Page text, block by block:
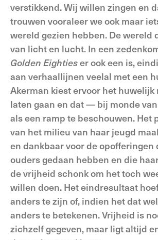
verstikkend. Wij willen zingen en
trouwen vooraleer we ook maar
wereld gezien hebben. De wereld
van licht en lucht. In een
Golden Eightieser ook een is,
aan verhaallijnen veelal met een
Akerman kiest ervoor het huwelijk
laten gaan en dat — bij monde
als een ramp te beschouwen. Het
van het milieu van haar jeugd
en dankbaar voor de opofferingen
ouders gedaan hebben en die
de vrijheid schonk om het toch
willen doen. Het eindresultaat
anders te zijn of, indien het dat
anders te betekenen. Vrijheid is
zichzelf gegeven, maar ligt altijd